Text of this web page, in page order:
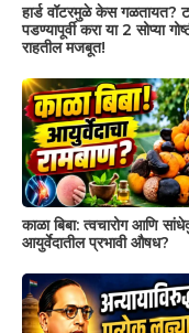
हार्ड वॉटरमुळे केस गळतायत?
पडण्यापूर्वी करा या 2 सोप्या
राहतील मजबूत!
काळा बिबा: त्वचारोग आणि
आयुर्वेदातील प्रभावी औषध?